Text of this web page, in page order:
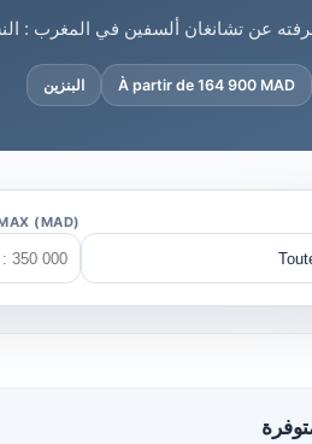
عن تشانغان ألسفين في المغرب :
À partir de 164 900 MAD البنزين
(MAD)